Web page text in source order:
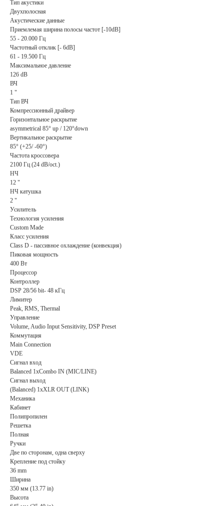
Тип акустики
Двухполосная
Акустические данные
Приемлемая ширина полосы частот [-10dB]
55 - 20.000 Гц
Частотный отклик [- 6dB]
61 - 19.500 Гц
Максимальное давление
126 dB
ВЧ
1 "
Тип ВЧ
Компрессионный драйвер
Горизонтальное раскрытие
asymmetrical 85° up / 120°down
Вертикальное раскрытие
85° (+25/ -60°)
Частота кроссовера
2100 Гц (24 dB/oct.)
НЧ
12 "
НЧ катушка
2 "
Усилитель
Технология усиления
Custom Made
Класс усиления
Class D - пассивное охлаждение (конвекция)
Пиковая мощность
400 Вт
Процессор
Контроллер
DSP 28/56 bit- 48 кГц
Лимитер
Peak, RMS, Thermal
Управление
Volume, Audio Input Sensitivity, DSP Preset
Коммутация
Main Connection
VDE
Сигнал вход
Balanced 1xCombo IN (MIC/LINE)
Сигнал выход
(Balanced) 1xXLR OUT (LINK)
Механика
Кабинет
Полипропилен
Решетка
Полная
Ручки
Две по сторонам, одна сверху
Крепление под стойку
36 mm
Ширина
350 мм (13.77 in)
Высота